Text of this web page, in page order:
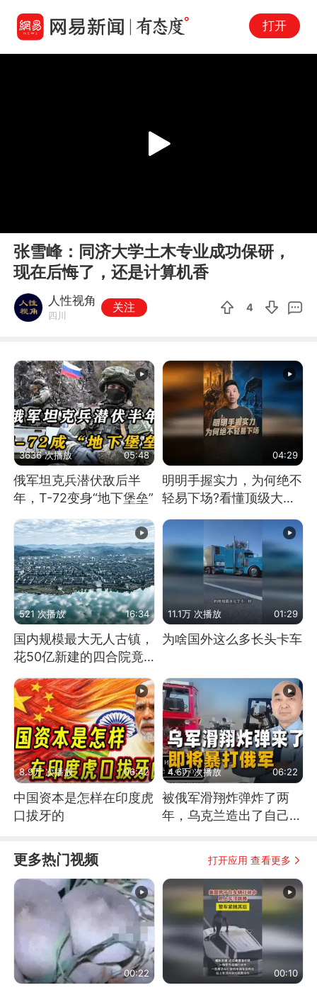
打开
Play
张雪峰：同济大学土木专业成功保研，
现在后悔了，还是计算机香
人性视角
四川
关注 4
3636 次播放 05:48
俄军坦克兵潜伏敌后半
年，T-72变身“地下堡垒”
04:29
明明手握实力，为何绝不
轻易下场?看懂顶级大国
谋略
521 次播放 16:34
国内规模最大无人古镇，
花50亿新建的四合院竟
11.1万 次播放 01:29
为啥国外这么多长头卡车
8.9万 次播放 06:42
中国资本是怎样在印度虎
口拔牙的
4.6万 次播放 06:22
被俄军滑翔炸弹炸了两
年，乌克兰造出了自己
更多热门视频 打开应用 查看更多
00:22 00:10